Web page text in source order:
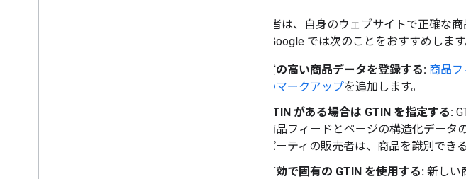
小売業者は、自身のウェブサイトで正確な
えて、Google では次のことをおすすめします
質の高い商品データを登録する: 商品フ
のマークアップを追加します。
GTIN がある場合は GTIN を指定する:
商品フィードとページの構造化デー
パーティの販売者は、商品を識別で
有効で固有の GTIN を使用する: 新しい